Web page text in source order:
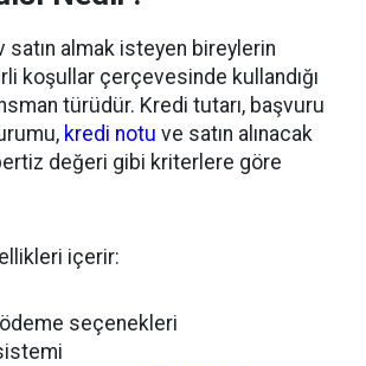
satın almak isteyen bireylerin
koşullar çerçevesinde kullandığı
türüdür. Kredi tutarı, başvuru
kredi notu ve satın alınacak
değeri gibi kriterlere göre
içerir:
seçenekleri